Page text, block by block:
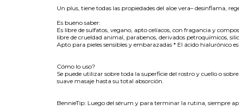
Un plus, tiene todas las propiedades del aloe vera– desinflama,
Es bueno saber:
Es libre de sulfatos, vegano, apto celíacos, con fragancia y
libre de crueldad animal, parabenos, derivados petroquímicos,
Apto para pieles sensibles y embarazadas * El ácido hialurónico
Cómo lo uso?
Se puede utilizar sobre toda la superficie del rostro y cuello o
suave masaje hasta su total absorción.
BennieTip: Luego del sérum y para terminar la rutina, siempre